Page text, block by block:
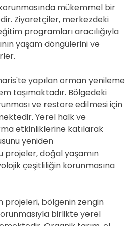
mükemmel bir
Ziyaretçiler, merkezdeki
programları aracılığıyla
yaşam döngülerini ve
yapılan orman yenileme
taşımaktadır. Bölgedeki
ve restore edilmesi için
Yerel halk ve
etkinliklerine katılarak
yeniden
projeler, doğal yaşamın
çeşitliliğin korunmasına
projeleri, bölgenin zengin
birlikte yerel